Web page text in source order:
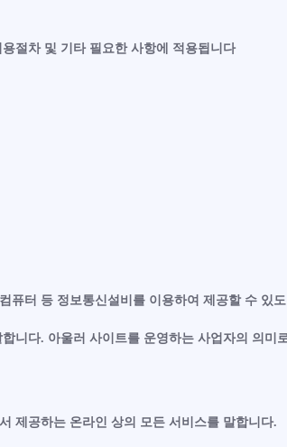
절차 및 기타 필요한 사항에 적용됩니다
퓨터 등 정보통신설비를 이용하여 제공할 수 있
니다. 아울러 사이트를 운영하는 사업자의 의미
제공하는 온라인 상의 모든 서비스를 말합니다.